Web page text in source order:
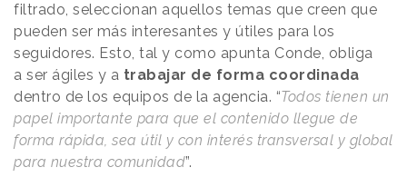
filtrado, seleccionan aquellos temas que creen que
pueden ser más interesantes y útiles para los
seguidores. Esto, tal y como apunta Conde, obliga
a ser ágiles y a trabajar de forma coordinada
dentro de los equipos de la agencia. “Todos tienen un
papel importante para que el contenido llegue de
forma rápida, sea útil y con interés transversal y global
para nuestra comunidad”.